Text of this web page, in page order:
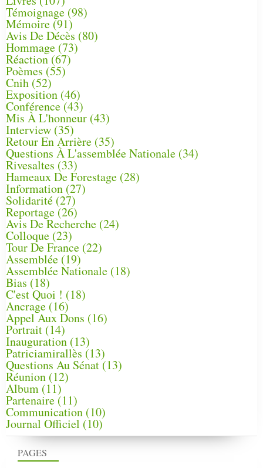
PAGES
Témoignage (98)
Mémoire (91)
Avis De Décès (80)
Hommage (73)
Réaction(67)
Poèmes (55)
Cnih (52)
Exposition (46)
Conférence(43)
Mis À L'honneur (43)
Interview (35)
Retour En Arrière (35)
Questions À L'assemblée Nationale (34)
Rivesaltes (33)
Hameaux De Forestage (28)
Information (27)
Solidarité (27)
Reportage(26)
Avis De Recherche (24)
Colloque (23)
Tour De France (22)
Assemblée (19)
Assemblée Nationale (18)
Bias (18)
C'est Quoi ! (18)
Ancrage (16)
Appel Aux Dons (16)
Portrait (14)
Inauguration (13)
Patriciamirallès (13)
Questions Au Sénat(13)
Réunion (12)
Album (11)
Partenaire(11)
Communication (10)
Journal Officiel (10)